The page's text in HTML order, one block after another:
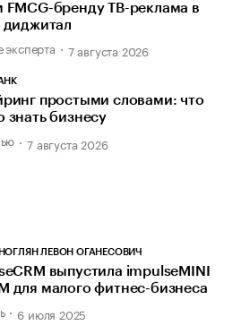
FMCG-бренду ТВ-реклама в
диджитал
7 августа 2026
простыми словами: что
знать бизнесу
7 августа 2026
ЛЕВОН ОГАНЕСОВИЧ
выпустила impulseMINI
для малого фитнес-бизнеса
6 июля 2025